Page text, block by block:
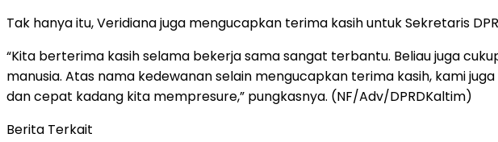
Tak hanya itu, Veridiana juga mengucapkan terima kasih untuk Sekretaris
“Kita berterima kasih selama bekerja sama sangat terbantu. Beliau juga
manusia. Atas nama kedewanan selain mengucapkan terima kasih, kami
dan cepat kadang kita mempresure,” pungkasnya. (NF/Adv/DPRDKaltim)
Berita Terkait